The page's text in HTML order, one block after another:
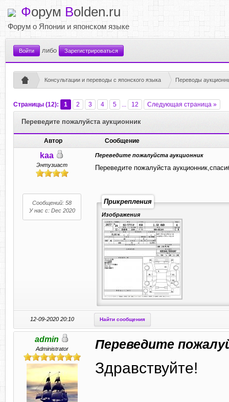
Форум Bolden.ru
Форум о Японии и японском языке
Войти либо Зарегистрироваться
Консультации и переводы с японского языка Переводы
Страницы (12): 1 2 3 4 5 ... 12 Следующая страница »
Переведите пожалуйста аукционник
Автор Сообщение
kaa
Энтузиаст
Сообщений: 58
У нас с: Dec 2020
Переведите пожалуйста аукционник
Переведите пожалуйста
Прикрепления
Изображения
12-09-2020 20:10 Найти сообщения
admin
Administrator Переведите
Здравствуйте!